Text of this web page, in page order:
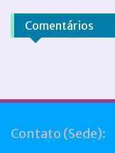
Comentários
Contato (Sede):